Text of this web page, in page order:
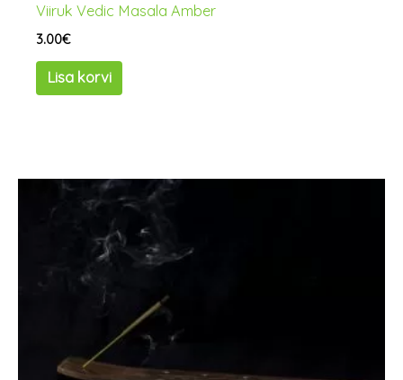
Viiruk Vedic Masala Amber
3.00€
Lisa korvi